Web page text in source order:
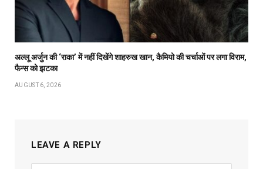
अल्लू अर्जुन की ‘राका’ में नहीं दिखेंगे शाहरुख खान, कैमियो की चर्चाओं पर लगा विराम,
फैन्स को झटका
AUGUST 6, 2026
LEAVE A REPLY